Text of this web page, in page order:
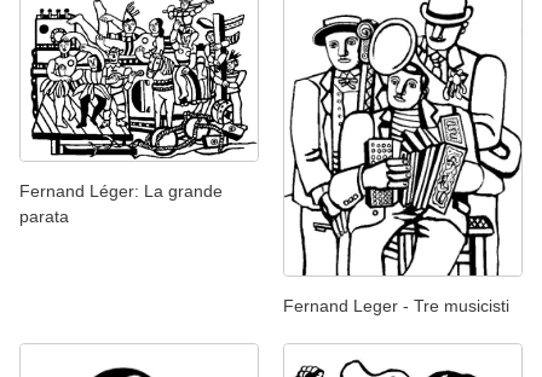
Fernand Léger: La grande
parata
Fernand Leger - Tre musicisti